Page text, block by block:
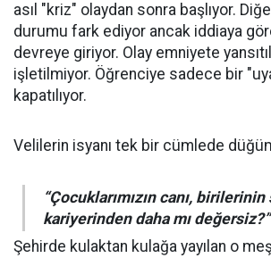
asıl "kriz" olaydan sonra başlıyor.
durumu fark ediyor ancak iddiaya
devreye giriyor. Olay emniyete
işletilmiyor. Öğrenciye sadece bir
kapatılıyor.
Velilerin isyanı tek bir cümlede
“Çocuklarımızın canı,
kariyerinden daha mı değersiz?”
Şehirde kulaktan kulağa yayılan o